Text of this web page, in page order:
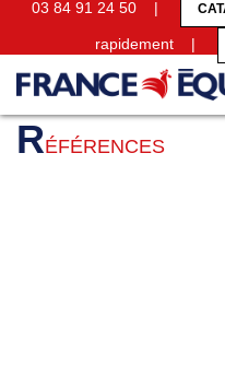
03 84 91 24 50 |
rapidement |
Accueil Références
RÉFÉRENCES